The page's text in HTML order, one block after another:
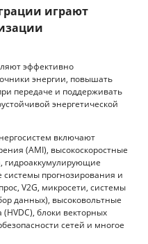
играют
эффективно
энергии, повышать
передаче и поддерживать
энергетической
включают
(AMI), высокоскоростные
гидроаккумулирующие
прогнозирования и
V2G, микросети, системы
данных), высоковольтные
блоки векторных
сетей и многое